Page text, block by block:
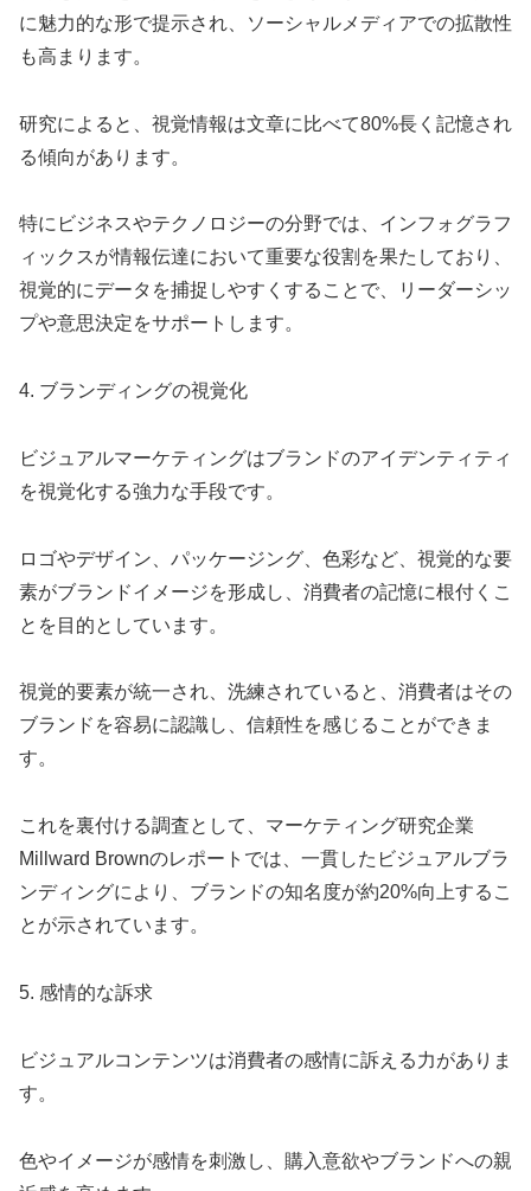
に魅力的な形で提示され、ソーシャルメディアでの拡散性
も高まります。
研究によると、視覚情報は文章に比べて80%長く記憶され
る傾向があります。
特にビジネスやテクノロジーの分野では、インフォグラフ
ィックスが情報伝達において重要な役割を果たしており、
視覚的にデータを捕捉しやすくすることで、リーダーシッ
プや意思決定をサポートします。
4. ブランディングの視覚化
ビジュアルマーケティングはブランドのアイデンティティ
を視覚化する強力な手段です。
ロゴやデザイン、パッケージング、色彩など、視覚的な要
素がブランドイメージを形成し、消費者の記憶に根付くこ
とを目的としています。
視覚的要素が統一され、洗練されていると、消費者はその
ブランドを容易に認識し、信頼性を感じることができま
す。
これを裏付ける調査として、マーケティング研究企業
Millward Brownのレポートでは、一貫したビジュアルブラ
ンディングにより、ブランドの知名度が約20%向上するこ
とが示されています。
5. 感情的な訴求
ビジュアルコンテンツは消費者の感情に訴える力がありま
す。
色やイメージが感情を刺激し、購入意欲やブランドへの親